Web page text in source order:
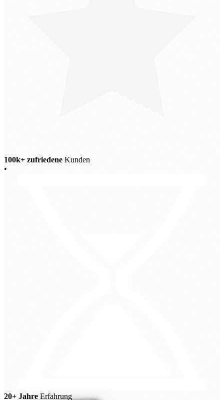
100k+ zufriedene Kunden
•
20+ Jahre Erfahrung